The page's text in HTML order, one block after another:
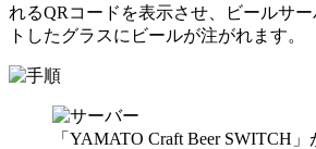
れるQRコードを表示させ、ビールサ
トしたグラスにビールが注がれます。
「YAMATO Craft Beer SWITCH